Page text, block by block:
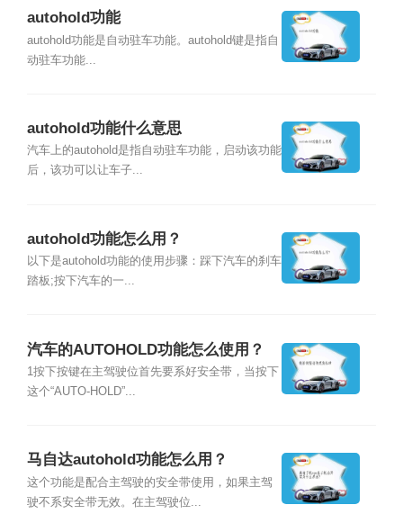
autohold功能
autohold功能是自动驻车功能。autohold键是指自
动驻车功能...
autohold功能什么意思
汽车上的autohold是指自动驻车功能，启动该功能
后，该功可以让车子...
autohold功能怎么用？
以下是autohold功能的使用步骤：踩下汽车的刹车
踏板;按下汽车的一...
汽车的AUTOHOLD功能怎么使用？
1按下按键在主驾驶位首先要系好安全带，当按下
这个“AUTO-HOLD”...
马自达autohold功能怎么用？
这个功能是配合主驾驶的安全带使用，如果主驾
驶不系安全带无效。在主驾驶位...